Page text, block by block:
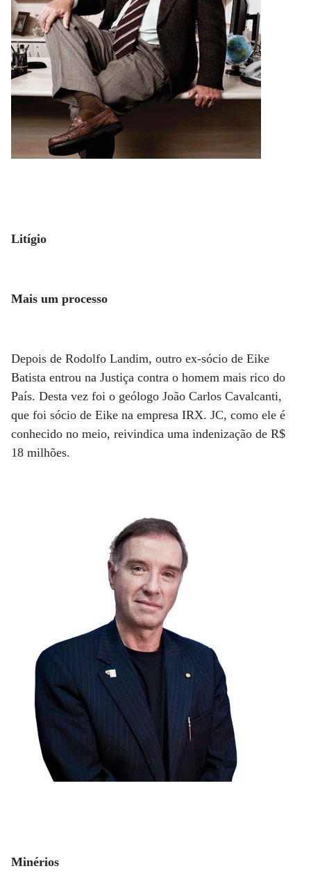
Litígio
Mais um processo
Depois de Rodolfo Landim, outro ex-sócio de Eike
Batista entrou na Justiça contra o homem mais rico do
País. Desta vez foi o geólogo João Carlos Cavalcanti,
que foi sócio de Eike na empresa IRX. JC, como ele é
conhecido no meio, reivindica uma indenização de R$
18 milhões.
Minérios